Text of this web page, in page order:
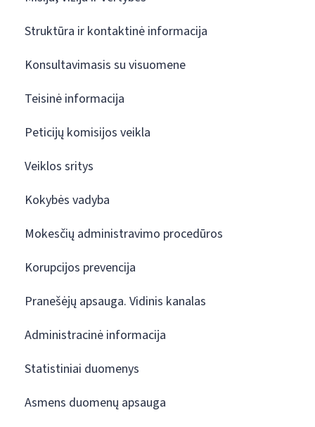
Struktūra ir kontaktinė informacija
Konsultavimasis su visuomene
Teisinė informacija
Peticijų komisijos veikla
Veiklos sritys
Kokybės vadyba
Mokesčių administravimo procedūros
Korupcijos prevencija
Pranešėjų apsauga. Vidinis kanalas
Administracinė informacija
Statistiniai duomenys
Asmens duomenų apsauga